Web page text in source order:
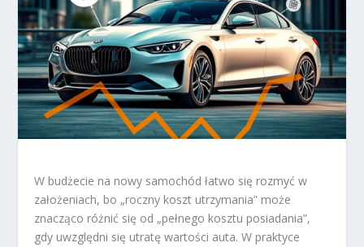
W budżecie na nowy samochód łatwo się rozmyć w
założeniach, bo „roczny koszt utrzymania” może
znacząco różnić się od „pełnego kosztu posiadania”,
gdy uwzględni się utratę wartości auta. W praktyce